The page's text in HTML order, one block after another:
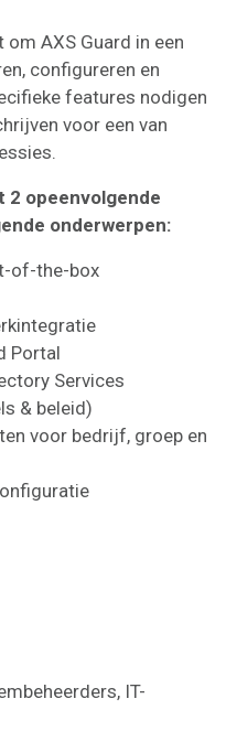
AXS Guard in een
configureren en
features nodigen
voor een van
2 opeenvolgende
onderwerpen:
of-the-box
Portal
Services
& beleid)
voor bedrijf, groep en
IT-